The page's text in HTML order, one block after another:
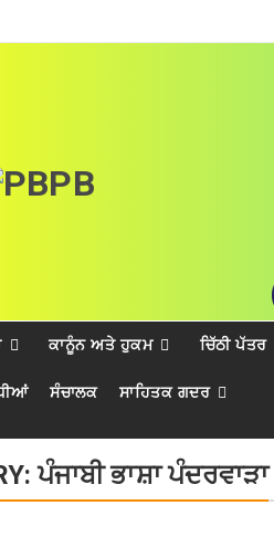
ਕਾਨੂੰਨ ਅਤੇ ਹੁਕਮ ਚਿੱਠੀ ਪੱਤਰ
ਸੰਚਾਲਕ ਸਾਹਿਤਕ ਗਦਰ
ਪੰਜਾਬੀ ਭਾਸ਼ਾ ਪੰਦਰਵਾੜਾ